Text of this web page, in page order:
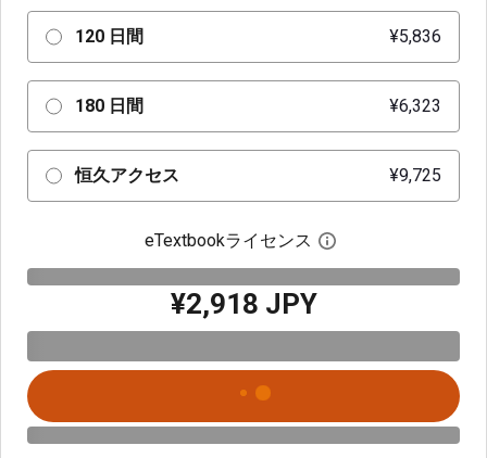
120 日間 ¥5,836
180 日間 ¥6,323
恒久アクセス ¥9,725
eTextbookライセンス デジタルライセン
¥2,918 JPY